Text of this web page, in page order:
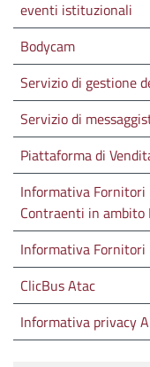
eventi istituzionali
Bodycam
Servizio di gestione
Servizio di
Piattaforma di
Informativa
Contraenti in ambito
Informativa
ClicBus Atac
Informativa privacy